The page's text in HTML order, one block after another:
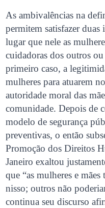
As ambivalências na
permitem satisfazer duas
lugar que nele as
cuidadoras dos outros
primeiro caso, a
mulheres para atuarem
autoridade moral das
comunidade. Depois de
modelo de segurança
preventivas, o então
Promoção dos Direitos
Janeiro exaltou
que “as mulheres e
nisso; outros não
continua seu discurso